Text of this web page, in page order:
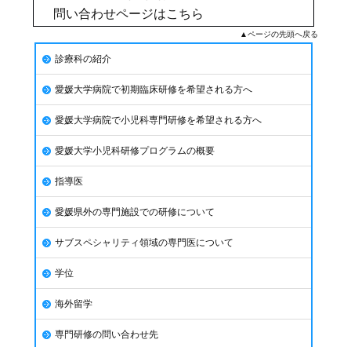
問い合わせページはこちら
▲ページの先頭へ戻る
診療科の紹介
愛媛大学病院で初期臨床研修を希望される方へ
愛媛大学病院で小児科専門研修を希望される方へ
愛媛大学小児科研修プログラムの概要
指導医
愛媛県外の専門施設での研修について
サブスペシャリティ領域の専門医について
学位
海外留学
専門研修の問い合わせ先